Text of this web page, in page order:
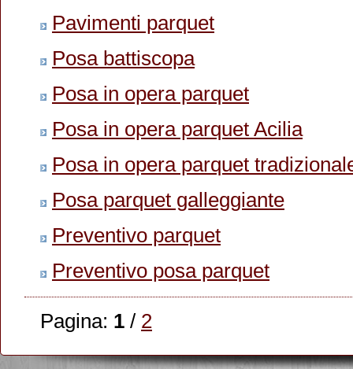
Pavimenti parquet
Posa battiscopa
Posa in opera parquet
Posa in opera parquet Acilia
Posa in opera parquet
Posa parquet galleggiante
Preventivo parquet
Preventivo posa parquet
Pagina: 1 / 2